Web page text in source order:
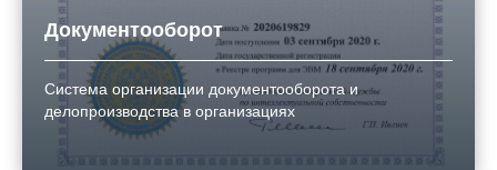
Документооборот
Система организации документооборота и
делопроизводства в организациях